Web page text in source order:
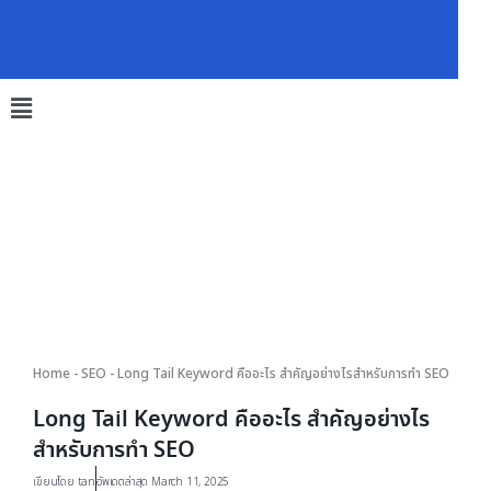
Home -SEO -Long Tail Keyword คืออะไร สำคัญอย่างไรสำหรับการทำ SEO
Long Tail Keyword คืออะไร สำคัญอย่างไร
สำหรับการทำ SEO
เขียนโดย tanอัพเดตล่าสุด March 11, 2025